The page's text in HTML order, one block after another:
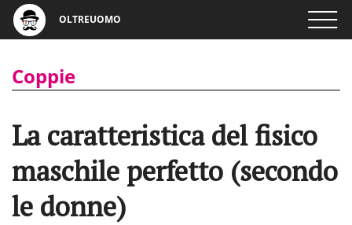
OLTREUOMO
Coppie
La caratteristica del fisico
maschile perfetto (secondo
le donne)